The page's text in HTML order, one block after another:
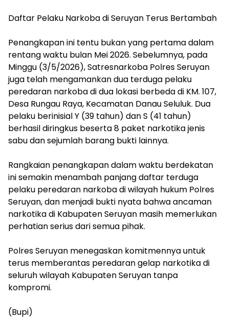
Daftar Pelaku Narkoba di Seruyan Terus Bertambah
Penangkapan ini tentu bukan yang pertama dalam
rentang waktu bulan Mei 2026. Sebelumnya, pada
Minggu (3/5/2026), Satresnarkoba Polres Seruyan
juga telah mengamankan dua terduga pelaku
peredaran narkoba di dua lokasi berbeda di KM. 107,
Desa Rungau Raya, Kecamatan Danau Seluluk. Dua
pelaku berinisial Y (39 tahun) dan S (41 tahun)
berhasil diringkus beserta 8 paket narkotika jenis
sabu dan sejumlah barang bukti lainnya.
Rangkaian penangkapan dalam waktu berdekatan
ini semakin menambah panjang daftar terduga
pelaku peredaran narkoba di wilayah hukum Polres
Seruyan, dan menjadi bukti nyata bahwa ancaman
narkotika di Kabupaten Seruyan masih memerlukan
perhatian serius dari semua pihak.
Polres Seruyan menegaskan komitmennya untuk
terus memberantas peredaran gelap narkotika di
seluruh wilayah Kabupaten Seruyan tanpa
kompromi.
(Bupi)